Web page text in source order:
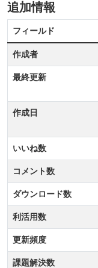
追加情報
フィールド
作成者
最終更新
作成日
いいね数
コメント数
ダウンロード数
利活用数
更新頻度
課題解決数